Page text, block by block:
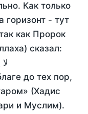
Как только
горизонт - тут
как Пророк
сказал:
до тех пор,
(Хадис
и Муслим).